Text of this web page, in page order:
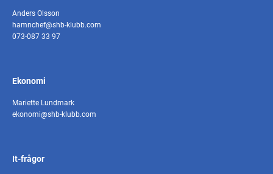
Anders Olsson
hamnchef@shb-klubb.com
073-087 33 97
Ekonomi
Mariette Lundmark
ekonomi@shb-klubb.com
It-frågor